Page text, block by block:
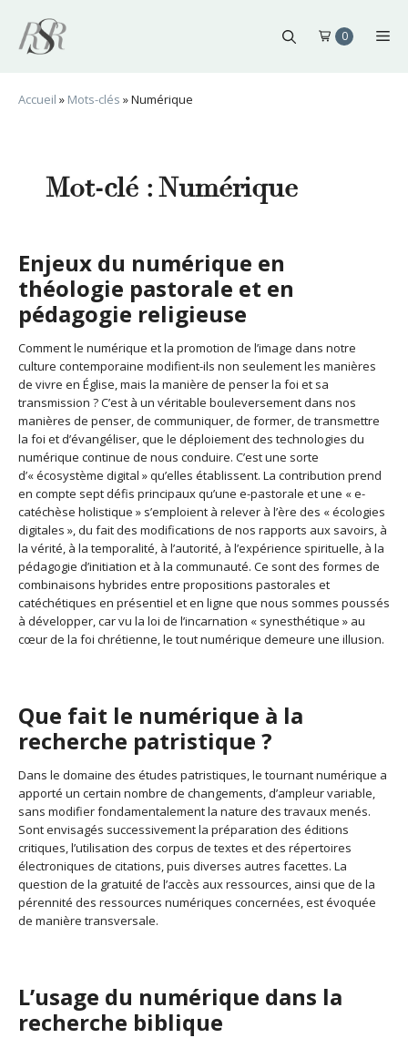
contenu
0
Accueil » Mots-clés »Numérique
Mot-clé :Numérique
Enjeux du numérique en
théologie pastorale et en
pédagogie religieuse
Comment le numérique et la promotion de l’image dans notre
culture contemporaine modifient-ils non seulement les manières
de vivre en Église, mais la manière de penser la foi et sa
transmission ? C’est à un véritable bouleversement dans nos
manières de penser, de communiquer, de former, de transmettre
la foi et d’évangéliser, que le déploiement des technologies du
numérique continue de nous conduire. C’est une sorte
d’« écosystème digital » qu’elles établissent. La contribution prend
en compte sept défis principaux qu’une e-pastorale et une « e-
catéchèse holistique » s’emploient à relever à l’ère des « écologies
digitales », du fait des modifications de nos rapports aux savoirs, à
la vérité, à la temporalité, à l’autorité, à l’expérience spirituelle, à la
pédagogie d’initiation et à la communauté. Ce sont des formes de
combinaisons hybrides entre propositions pastorales et
catéchétiques en présentiel et en ligne que nous sommes poussés
à développer, car vu la loi de l’incarnation « synesthétique » au
cœur de la foi chrétienne, le tout numérique demeure une illusion.
Que fait le numérique à la
recherche patristique ?
Dans le domaine des études patristiques, le tournant numérique a
apporté un certain nombre de changements, d’ampleur variable,
sans modifier fondamentalement la nature des travaux menés.
Sont envisagés successivement la préparation des éditions
critiques, l’utilisation des corpus de textes et des répertoires
électroniques de citations, puis diverses autres facettes. La
question de la gratuité de l’accès aux ressources, ainsi que de la
pérennité des ressources numériques concernées, est évoquée
de manière transversale.
L’usage du numérique dans la
recherche biblique